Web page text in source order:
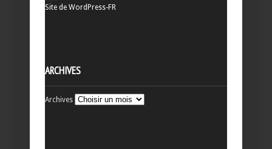
Site de WordPress-FR
ARCHIVES
Archives